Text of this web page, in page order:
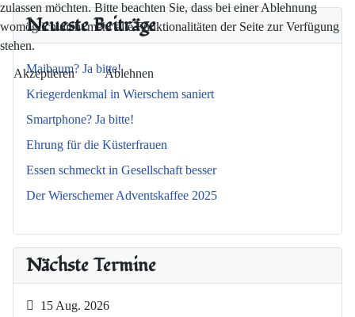
Neueste Beiträge
Maibaum? Ja bitte!
Kriegerdenkmal in Wierschem saniert
Smartphone? Ja bitte!
Ehrung für die Küsterfrauen
Essen schmeckt in Gesellschaft besser
Der Wierschemer Adventskaffee 2025
Nächste Termine
15 Aug. 2026
zulassen möchten. Bitte beachten Sie, dass bei einer Ablehnung
womöglich nicht mehr alle Funktionalitäten der Seite zur Verfügung
stehen.
Akzeptieren Ablehnen